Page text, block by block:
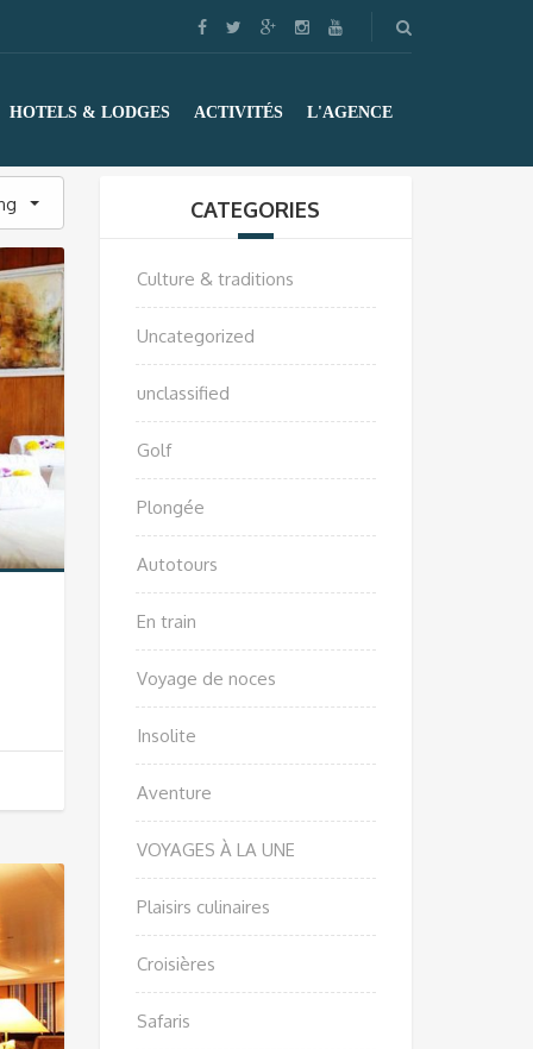
HOTELS & LODGES ACTIVITÉS L'AGENCE
CATEGORIES
Culture & traditions
Uncategorized
unclassified
Golf
Plongée
Autotours
En train
Voyage de noces
Insolite
Aventure
VOYAGES À LA UNE
Plaisirs culinaires
Croisières
Safaris